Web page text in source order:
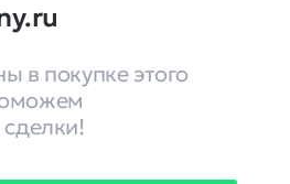
в покупке этого